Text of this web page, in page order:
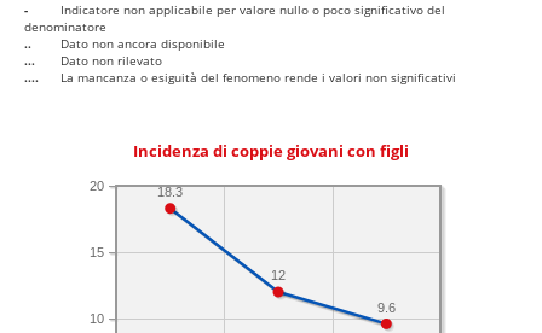
-
Indicatore non applicabile per valore nullo o poco significativo del
denominatore
..
Dato non ancora disponibile
...
Dato non rilevato
....
La mancanza o esiguità del fenomeno rende i valori non significativi
Incidenza di coppie giovani con figli
10
15
20
9.6
12
18.3